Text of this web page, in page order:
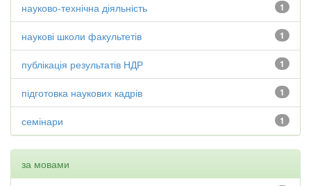
1
науково-технічна діяльність
1
наукові школи факультетів
1
публікація результатів НДР
1
підготовка наукових кадрів
1
семінари
за мовами